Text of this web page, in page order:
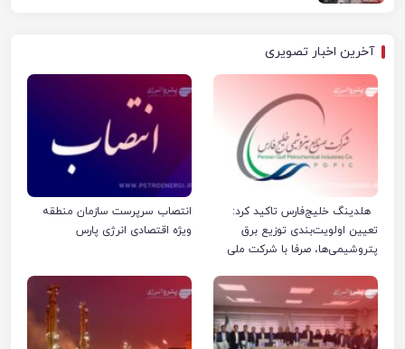
آخرین اخبار تصویری
هلدینگ خلیج‌فارس تاکید کرد:
تعیین اولویت‌بندی توزیع برق
پتروشیمی‌ها، صرفا با شرکت ملی
انتصاب سرپرست سازمان منطقه
ویژه اقتصادی انرژی پارس